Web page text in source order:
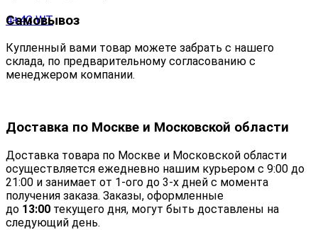
Самовывоз
Купленный вами товар можете забрать с нашего
склада, по предварительному согласованию с
менеджером компании.
Доставка по Москве и Московской области
Доставка товара по Москве и Московской области
осуществляется ежедневно нашим курьером с 9:00 до
21:00 и занимает от 1-ого до 3-х дней с момента
получения заказа. Заказы, оформленные
до 13:00 текущего дня, могут быть доставлены на
следующий день.